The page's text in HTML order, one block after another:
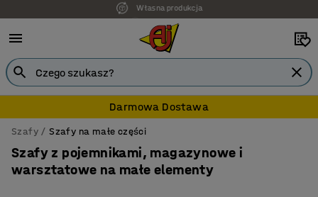
7 lat gwarancji
Darmowa Dostawa
Szafy Szafy na małe części
Szafy z pojemnikami, magazynowe i
warsztatowe na małe elementy